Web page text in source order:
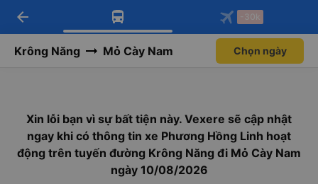
Tải app Vexere ngay!
Nhận ưu đãi thành viên độc
Mở app
Tải app Vexere
-30k/ghế khi đặt vé máy bay qua
Mở app
arrow_back -30k
Krông Năng Mỏ Cày Nam Chọn ngày
Xin lỗi bạn vì sự bất tiện này. Vexere sẽ cập nhật
ngay khi có thông tin xe Phương Hồng Linh hoạt
động trên tuyến đường Krông Năng đi Mỏ Cày Nam
ngày 10/08/2026